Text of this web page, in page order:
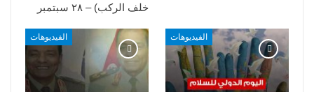
خلف الركب) – ٢٨ سبتمبر
الفيديوهات الفيديوهات